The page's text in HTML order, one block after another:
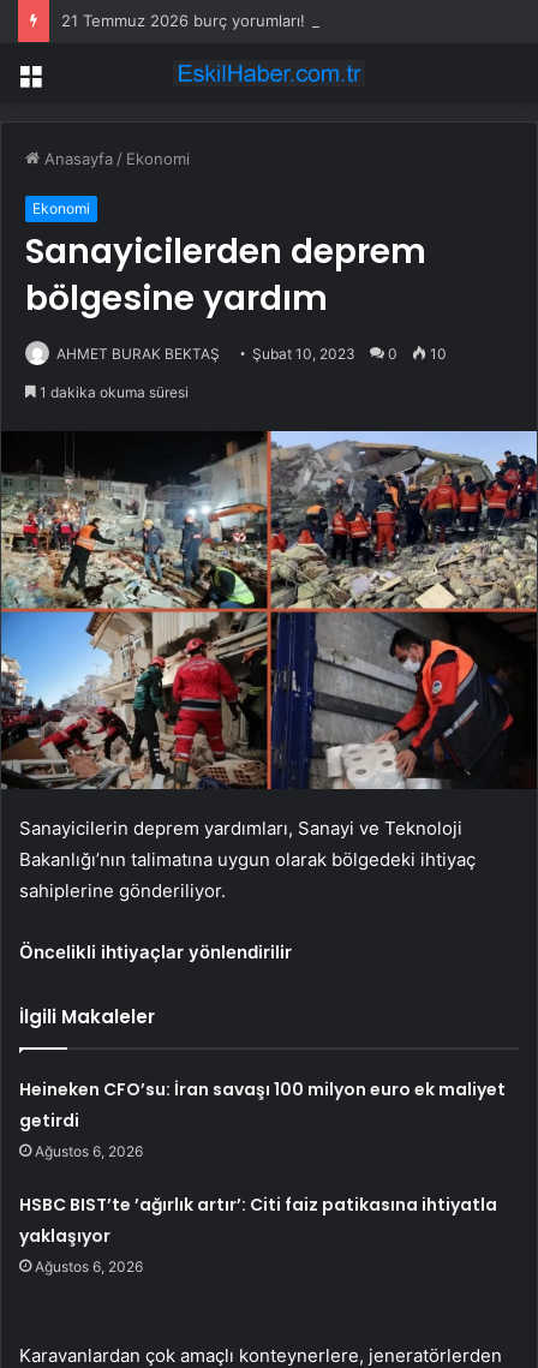
Menü
Anasayfa / Ekonomi
Ekonomi
Sanayicilerden deprem
bölgesine yardım
AHMET BURAK BEKTAŞ Şubat 10, 2023 0 10
1 dakika okuma süresi
Sanayicilerin deprem yardımları, Sanayi ve Teknoloji
Bakanlığı’nın talimatına uygun olarak bölgedeki ihtiyaç
sahiplerine gönderiliyor.
Öncelikli ihtiyaçlar yönlendirilir
İlgili Makaleler
Heineken CFO’su: İran savaşı 100 milyon euro ek maliyet
getirdi
Ağustos 6, 2026
HSBC BIST’te ’ağırlık artır’: Citi faiz patikasına ihtiyatla
yaklaşıyor
Ağustos 6, 2026
Karavanlardan çok amaçlı konteynerlere, jeneratörlerden